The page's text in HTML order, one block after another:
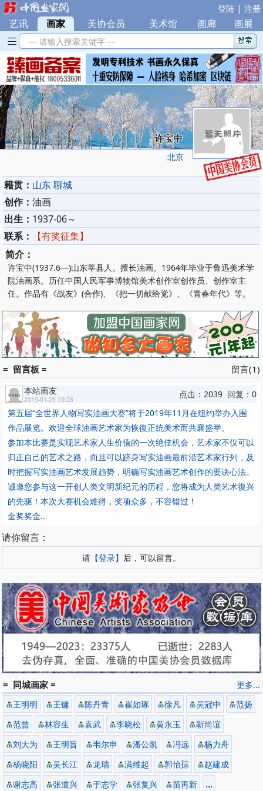
登陆 | 注册
艺讯 | 画家 美协会员 美术馆 画廊 画展
— 请输入搜索关键字 —
许宝中
北京
籍贯： 山东 聊城
创作： 油画
出生： 1937-06～
联系：
【有奖征集】
简介：
许宝中(1937.6—)山东莘县人。擅长油画。1964年毕业于鲁迅美术学
院油画系。历任中国人民军事博物馆美术创作室创作员、创作室主
任。作品有《战友》(合作)、《把一切献给党》、《青春年代》等。
留言(1)
= 留言板 =
本站画友
2019-01-29 10:28
点击：2039 回复：0
第五届“全世界人物写实油画大赛”将于2019年11月在纽约举办入围
作品展览。欢迎全球油画艺术家为恢復正统美术而共襄盛举。
参加本比赛是实现艺术家人生价值的一次绝佳机会，艺术家不仅可以
归正自己的艺术之路，而且可以跻身写实油画最前沿艺术家行列，及
时把握写实油画艺术发展趋势，明确写实油画艺术创作的要诀心法。
诚邀您参与这一开创人类文明新纪元的历程，您将成为人类艺术復兴
的先驱！本次大赛机会难得，奖项众多，不容错过！
金奖奖金..
请你留言：
请 【登录】 后，可以留言。
更多...
= 同城画家 =
王明明 王镛 陈丹青 崔如琢 徐凡 吴冠中
范扬
范曾
林容生 袁武 李晓松 黄永玉
靳尚谊
刘大为
王明旨 韦尔申 潘公凯 冯远
杨力舟
杨晓阳
吴长江 龙瑞 满维起 郭怡孮
赵建成
谢志高
张道兴 于志学 张复兴 苗再新 ...